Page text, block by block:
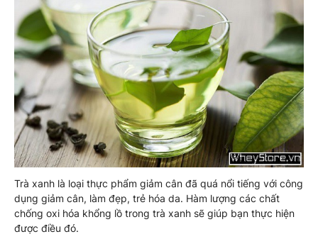
Trà xanh là loại thực phẩm giảm cân đã quá nổi tiếng với công
dụng giảm cân, làm đẹp, trẻ hóa da. Hàm lượng các chất
chống oxi hóa khổng lồ trong trà xanh sẽ giúp bạn thực hiện
được điều đó.